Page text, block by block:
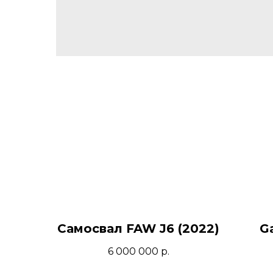
Самосвал FAW J6 (2022)
6 000 000 р.